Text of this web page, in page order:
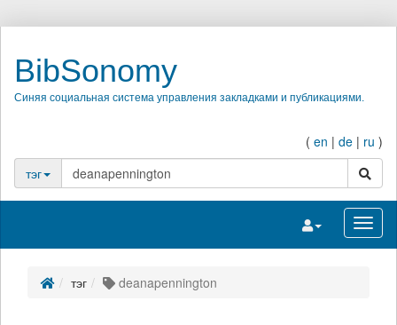
BibSonomy
Синяя социальная система управления закладками и публикациями.
( en | de | ru )
тэг
поиск
Переключить
тэг deanapennington